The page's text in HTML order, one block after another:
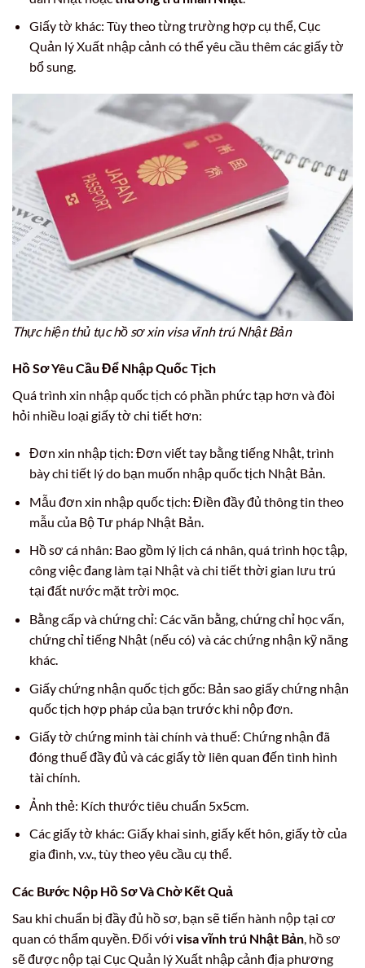
Giấy tờ khác: Tùy theo từng trường hợp cụ thể, Cục
Quản lý Xuất nhập cảnh có thể yêu cầu thêm các giấy tờ
bổ sung.
Thực hiện thủ tục hồ sơ xin visa vĩnh trú Nhật Bản
Hồ Sơ Yêu Cầu Để Nhập Quốc Tịch
Quá trình xin nhập quốc tịch có phần phức tạp hơn và đòi
hỏi nhiều loại giấy tờ chi tiết hơn:
Đơn xin nhập tịch: Đơn viết tay bằng tiếng Nhật, trình
bày chi tiết lý do bạn muốn nhập quốc tịch Nhật Bản.
Mẫu đơn xin nhập quốc tịch: Điền đầy đủ thông tin theo
mẫu của Bộ Tư pháp Nhật Bản.
Hồ sơ cá nhân: Bao gồm lý lịch cá nhân, quá trình học tập,
công việc đang làm tại Nhật và chi tiết thời gian lưu trú
tại đất nước mặt trời mọc.
Bằng cấp và chứng chỉ: Các văn bằng, chứng chỉ học vấn,
chứng chỉ tiếng Nhật (nếu có) và các chứng nhận kỹ năng
khác.
Giấy chứng nhận quốc tịch gốc: Bản sao giấy chứng nhận
quốc tịch hợp pháp của bạn trước khi nộp đơn.
Giấy tờ chứng minh tài chính và thuế: Chứng nhận đã
đóng thuế đầy đủ và các giấy tờ liên quan đến tình hình
tài chính.
Ảnh thẻ: Kích thước tiêu chuẩn 5x5cm.
Các giấy tờ khác: Giấy khai sinh, giấy kết hôn, giấy tờ của
gia đình, v.v., tùy theo yêu cầu cụ thể.
Các Bước Nộp Hồ Sơ Và Chờ Kết Quả
Sau khi chuẩn bị đầy đủ hồ sơ, bạn sẽ tiến hành nộp tại cơ
quan có thẩm quyền. Đối với visa vĩnh trú Nhật Bản, hồ sơ
sẽ được nộp tại Cục Quản lý Xuất nhập cảnh địa phương